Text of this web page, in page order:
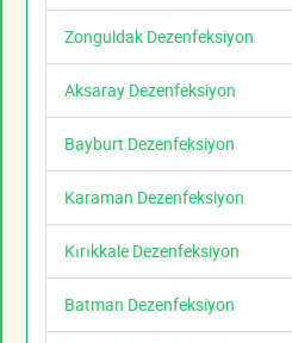
Zonguldak Dezenfeksiyon
Aksaray Dezenfeksiyon
Bayburt Dezenfeksiyon
Karaman Dezenfeksiyon
Kırıkkale Dezenfeksiyon
Batman Dezenfeksiyon